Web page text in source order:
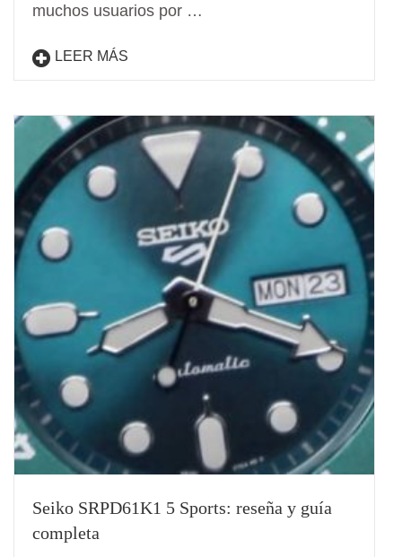
muchos usuarios por …
LEER MÁS
Seiko SRPD61K1 5 Sports: reseña y guía
completa